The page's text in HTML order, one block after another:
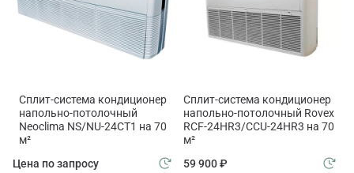
Сплит-система кондиционер
напольно-потолочный
Neoclima NS/NU-24CT1 на 70
м²
Цена по запросу
Сплит-система кондиционер
напольно-потолочный Rovex
RCF-24HR3/CCU-24HR3 на 70
м²
59 900 ₽